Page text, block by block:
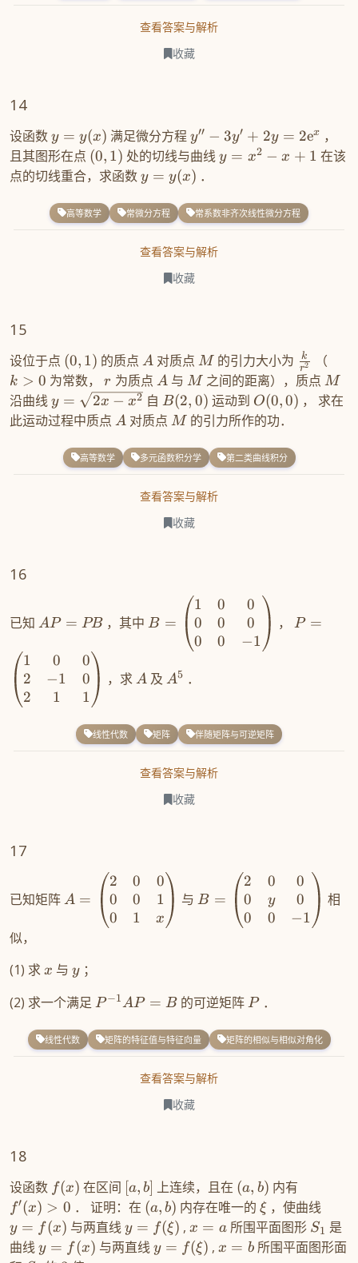
查看答案与解析
收藏
14
设函数 y = y(x) 满足微分方程y′′ − 3y′ + 2y = 2ex ，
且其图形在点 (0, 1) 处的切线与曲线y = x2 − x + 1 在该
点的切线重合，求函数 y = y(x) ．
高等数学 常微分方程 常系数非齐次线性微分方程
查看答案与解析
收藏
15
设位于点 (0, 1) 的质点A 对质点M 的引力大小为 r2
k （
k > 0 为常数，r 为质点 A与 M 之间的距离），质点 M
沿曲线 y = 2x − x2 自B(2, 0) 运动到 O(0,0) ， 求在
此运动过程中质点 A 对质点 M 的引力所作的功．
高等数学 多元函数积分学 第二类曲线积分
查看答案与解析
收藏
16
已知 AP = PB ，其中B =
1
0
0
0
0
0
0
0
−1
， P =
1
2
2
0
−1
1
0
0
1
，求 A及 A5 ．
线性代数 矩阵 伴随矩阵与可逆矩阵
查看答案与解析
收藏
17
已知矩阵 A =
2
0
0
0
0
1
0
1
x
与B =
2
0
0
0
y
0
0
0
−1
相
似，
(1) 求 x 与 y；
(2) 求一个满足 P−1AP = B 的可逆矩阵P．
线性代数 矩阵的特征值与特征向量 矩阵的相似与相似对角化
查看答案与解析
收藏
18
设函数 f(x) 在区间 [a, b] 上连续，且在 (a, b) 内有
f′(x) > 0 ． 证明：在 (a, b) 内存在唯一的ξ，使曲线
y = f(x) 与两直线 y = f(ξ) , x = a所围平面图形 S1 是
曲线 y = f(x) 与两直线 y = f(ξ) , x = b所围平面图形面